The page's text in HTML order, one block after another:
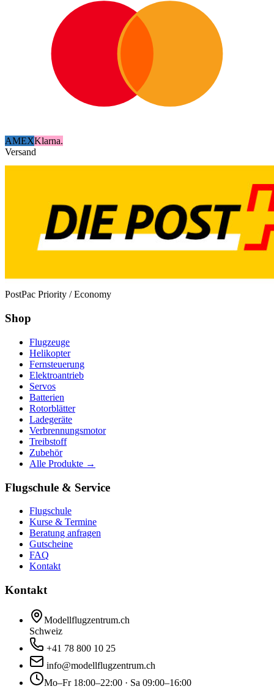
AMEXKlarna.
Versand
PostPac Priority / Economy
Shop
Flugzeuge
Helikopter
Fernsteuerung
Elektroantrieb
Servos
Batterien
Rotorblätter
Ladegeräte
Verbrennungsmotor
Treibstoff
Zubehör
Alle Produkte →
Flugschule & Service
Flugschule
Kurse & Termine
Beratung anfragen
Gutscheine
FAQ
Kontakt
Kontakt
Modellflugzentrum.ch
Schweiz
+41 78 800 10 25
info@modellflugzentrum.ch
Mo–Fr 18:00–22:00 · Sa 09:00–16:00